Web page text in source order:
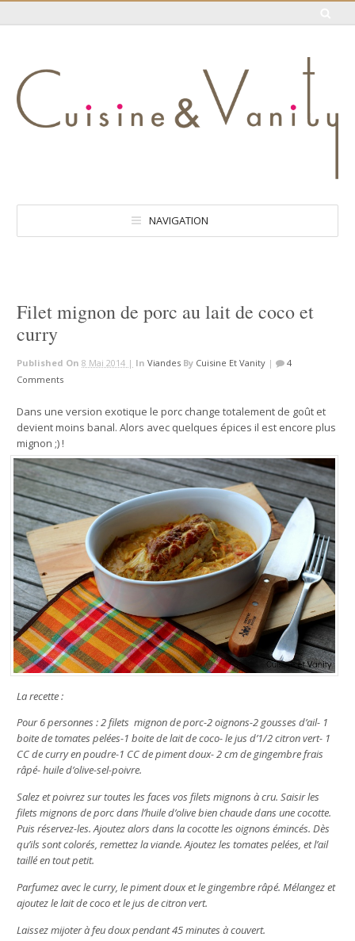
NAVIGATION
Filet mignon de porc au lait de coco et
curry
Published On8 Mai 2014 | In Viandes By Cuisine Et Vanity |
4
Comments
Dans une version exotique le porc change totalement de goût et
devient moins banal. Alors avec quelques épices il est encore plus
mignon ;) !
La recette :
Pour 6 personnes : 2 filets mignon de porc-2 oignons-2 gousses d’ail- 1
boite de tomates pelées-1 boite de lait de coco- le jus d’1/2 citron vert- 1
CC de curry en poudre-1 CC de piment doux- 2 cm de gingembre frais
râpé- huile d’olive-sel-poivre.
Salez et poivrez sur toutes les faces vos filets mignons à cru. Saisir les
filets mignons de porc dans l’huile d’olive bien chaude dans une cocotte.
Puis réservez-les. Ajoutez alors dans la cocotte les oignons émincés. Dès
qu’ils sont colorés, remettez la viande. Ajoutez les tomates pelées, et l’ail
taillé en tout petit.
Parfumez avec le curry, le piment doux et le gingembre râpé. Mélangez et
ajoutez le lait de coco et le jus de citron vert.
Laissez mijoter à feu doux pendant 45 minutes à couvert.